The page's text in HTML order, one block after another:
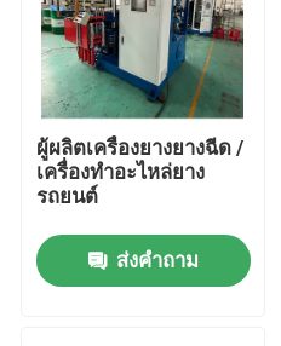
ผู้ผลิตเครื่องยางยางฉีด /
เครื่องทําอะไหล่ยาง
รถยนต์
ส่งคำถาม